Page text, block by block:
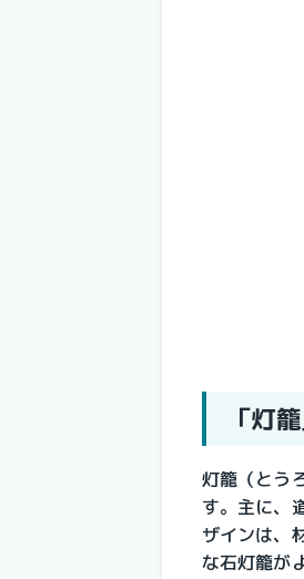
「灯
灯籠（とう
す。主に、
ザインは、
な石灯籠が